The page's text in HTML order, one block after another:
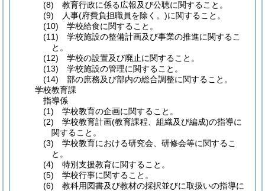
(8) 教育行政に係る広報及び公聴に関すること。
(9) 人事(府費負担職員を除く。)に関すること。
(10) 学校給食に関すること。
(11) 学校施設の整備計画及び事業の推進に関するこ
と。
(12) 学校の設置及び廃止に関すること。
(13) 学校施設の管理に関すること。
(14) 部の庶務及び部内の総合調整に関すること。
学校教育課
指導係
(1) 学校教育の企画に関すること。
(2) 学校教育計画(教育課程、組織及び編成)の指導に
関すること。
(3) 学校教育における研究会、研修会等に関するこ
と。
(4) 特別支援教育に関すること。
(5) 学校行事に関すること。
(6) 教科用図書及び教材の採択並びに取扱いの指導に